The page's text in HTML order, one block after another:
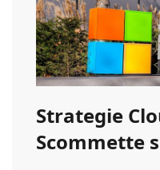
Strategie
Scommette